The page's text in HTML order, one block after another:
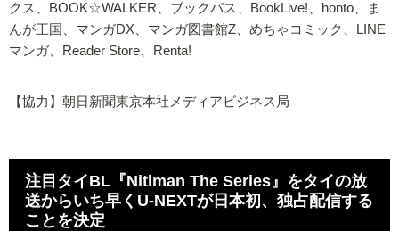
クス、BOOK☆WALKER、ブックパス、BookLive!、honto、ま
んが王国、マンガDX、マンガ図書館Z、めちゃコミック、LINE
マンガ、Reader Store、Renta!
【協力】朝日新聞東京本社メディアビジネス局
注目タイBL『Nitiman The Series』をタイの放
送からいち早くU-NEXTが日本初、独占配信する
ことを決定